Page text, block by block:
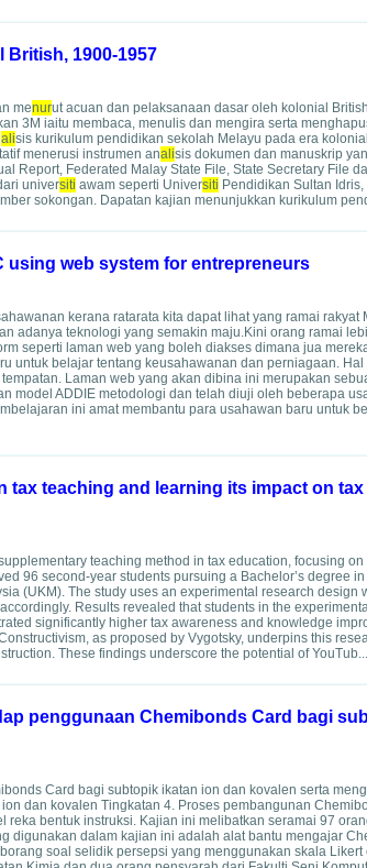
1900-1957
menurut acuan dan pelaksanaan dasar oleh kolonial
3M iaitu membaca, menulis dan mengira serta
alisis kurikulum pendidikan sekolah Melayu pada era
tatif menerusi instrumen analisis dokumen dan manuskrip
Report, Federated Malay State File, State Secretary File
universiti awam seperti Universiti Pendidikan Sultan
sokongan. Dapatan kajian menunjukkan kurikulum
using web system for entrepreneurs
kerana ratarata kita dapat lihat yang ramai rakyat
adanya teknologi yang semakin maju.Kini orang ramai
seperti laman web yang boleh diakses dimana jua
untuk belajar tentang keusahawanan dan perniagaan. Hal
Laman web yang akan dibina ini merupakan
model ADDIE metodologi dan telah diuji oleh beberapa
ini amat membantu para usahawan baru untuk
tax teaching and learning its impact on
teaching method in tax education, focusing
96 second-year students pursuing a Bachelor’s degree in
(UKM). The study uses an experimental research design
Results revealed that students in the
significantly higher tax awareness and knowledge
as proposed by Vygotsky, underpins this
These findings underscore the potential of
penggunaan Chemibonds Card bagi
Card bagi subtopik ikatan ion dan kovalen serta
dan kovalen Tingkatan 4. Proses pembangunan
bentuk instruksi. Kajian ini melibatkan seramai 97
digunakan dalam kajian ini adalah alat bantu mengajar
soal selidik persepsi yang menggunakan skala Likert